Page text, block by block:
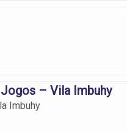
– Vila Imbuhy
Imbuhy